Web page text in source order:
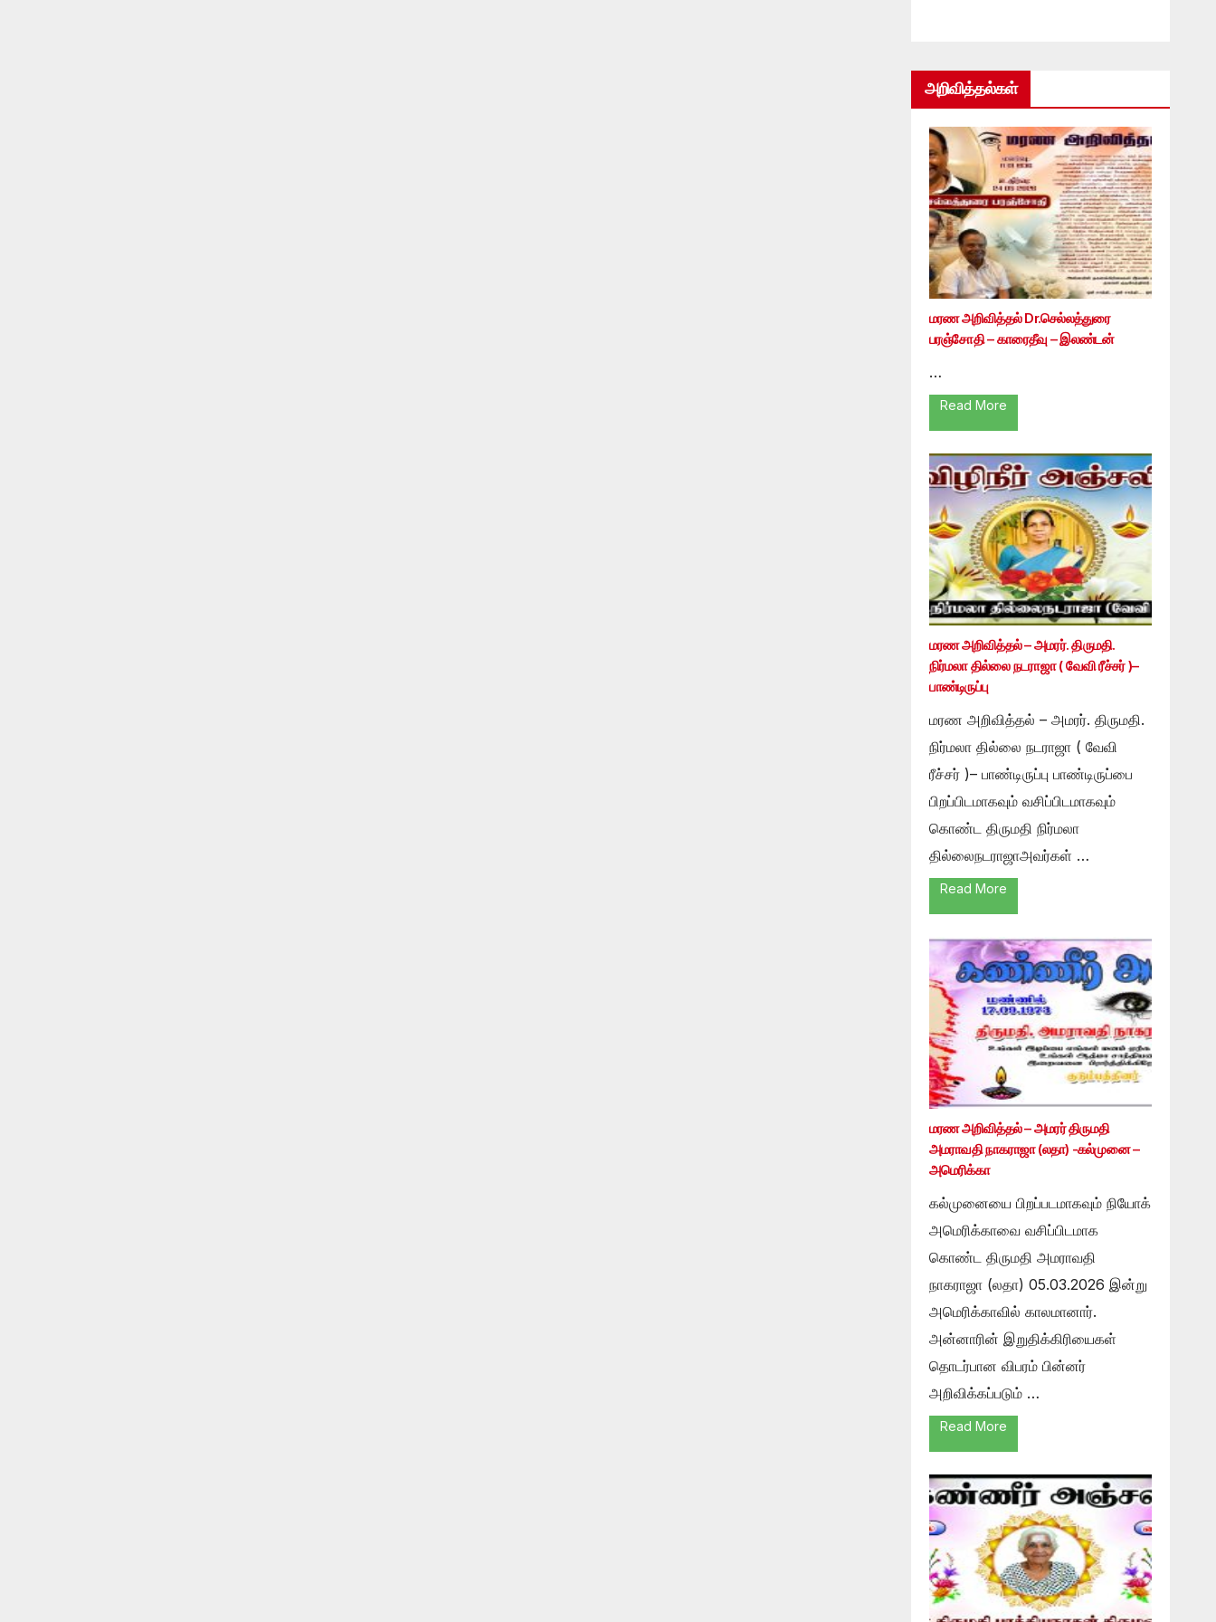
அறிவித்தல்கள்
மரண அறிவித்தல் Dr.செல்லத்துரை
பரஞ்சோதி – காரைதீவு – இலண்டன்
…
Read More
மரண அறிவித்தல் – அமரர். திருமதி.
நிர்மலா தில்லை நடராஜா ( வேவி ரீச்சர் )–
பாண்டிருப்பு
மரண அறிவித்தல் – அமரர். திருமதி.
நிர்மலா தில்லை நடராஜா ( வேவி
ரீச்சர் )– பாண்டிருப்பு பாண்டிருப்பை
பிறப்பிடமாகவும் வசிப்பிடமாகவும்
கொண்ட திருமதி நிர்மலா
தில்லைநடராஜாஅவர்கள் …
Read More
மரண அறிவித்தல் – அமரர் திருமதி
அமராவதி நாகராஜா (லதா) -கல்முனை –
அமெரிக்கா
கல்முனையை பிறப்படமாகவும் நியோக்
அமெரிக்காவை வசிப்பிடமாக
கொண்ட திருமதி அமராவதி
நாகராஜா (லதா) 05.03.2026 இன்று
அமெரிக்காவில் காலமானார்.
அன்னாரின் இறுதிக்கிரியைகள்
தொடர்பான விபரம் பின்னர்
அறிவிக்கப்படும் …
Read More